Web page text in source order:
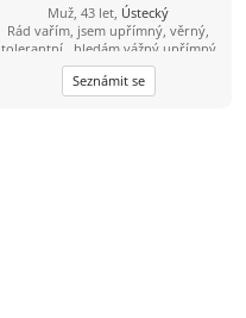
Muž, 43 let, Ústecký
Rád vařím, jsem upřímný, věrný,
tolerantní , hledám vážný upřímný
vztah, můj kontakt je
704/538857,snad není můj
hendikepek problém se znovu
Seznámit se